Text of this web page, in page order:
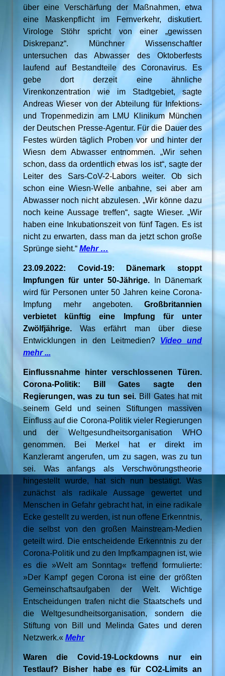
über eine Verschärfung der Maßnahmen, etwa
eine Maskenpflicht im Fernverkehr, diskutiert.
Virologe Stöhr spricht von einer „gewissen
Diskrepanz“. Münchner Wissenschaftler
untersuchen das Abwasser des Oktoberfests
laufend auf Bestandteile des Coronavirus. Es
gebe dort derzeit eine ähnliche
Virenkonzentration wie im Stadtgebiet, sagte
Andreas Wieser von der Abteilung für Infektions-
und Tropenmedizin am LMU Klinikum München
der Deutschen Presse-Agentur. Für die Dauer des
Festes würden täglich Proben vor und hinter der
Wiesn dem Abwasser entnommen. „Wir sehen
schon, dass da ordentlich etwas los ist“, sagte der
Leiter des Sars-CoV-2-Labors weiter. Ob sich
schon eine Wiesn-Welle anbahne, sei aber am
Abwasser noch nicht abzulesen. „Wir könne dazu
noch keine Aussage treffen“, sagte Wieser. „Wir
haben eine Inkubationszeit von fünf Tagen. Es ist
nicht zu erwarten, dass man da jetzt schon große
Sprünge sieht.“ Mehr …
23.09.2022: Covid-19: Dänemark stoppt
Impfungen für unter 50-Jährige. In Dänemark
wird für Personen unter 50 Jahren keine Corona-
Impfung mehr angeboten.Großbritannien
verbietet künftig eine Impfung für unter
Zwölfjährige. Was erfährt man über diese
Entwicklungen in den Leitmedien?
Video und
mehr ...
Einflussnahme hinter verschlossenen Türen.
Corona-Politik: Bill Gates sagte den
Regierungen, was zu tun sei. Bill Gates hat mit
seinem Geld und seinen Stiftungen massiven
Einfluss auf die Corona-Politik vieler Regierungen
und der Weltgesundheitsorganisation WHO
genommen. Bei Merkel hat er direkt im
Kanzleramt angerufen, um zu sagen, was zu tun
sei. Was anfangs als Verschwörungstheorie
hingestellt wurde, hat sich nun bestätigt. Was
zunächst als radikale Aussage gewertet und
Menschen in Gefahr gebracht hat, in eine radikale
Ecke gestellt zu werden, ist nun offene Erkenntnis,
die selbst von den großen Mainstream-Medien
geteilt wird. Die entscheidende Erkenntnis zu der
Corona-Politik und zu den Impfkampagnen ist, wie
es die »Welt am Sonntag« treffend formulierte:
»Der Kampf gegen Corona ist eine der größten
Gemeinschaftsaufgaben der Welt. Wichtige
Entscheidungen trafen nicht die Staatschefs und
die Weltgesundheitsorganisation, sondern die
Stiftung von Bill und Melinda Gates und deren
Netzwerk.« Mehr
Waren die Covid-19-Lockdowns nur ein
Testlauf? Bisher habe es für CO2-Limits an